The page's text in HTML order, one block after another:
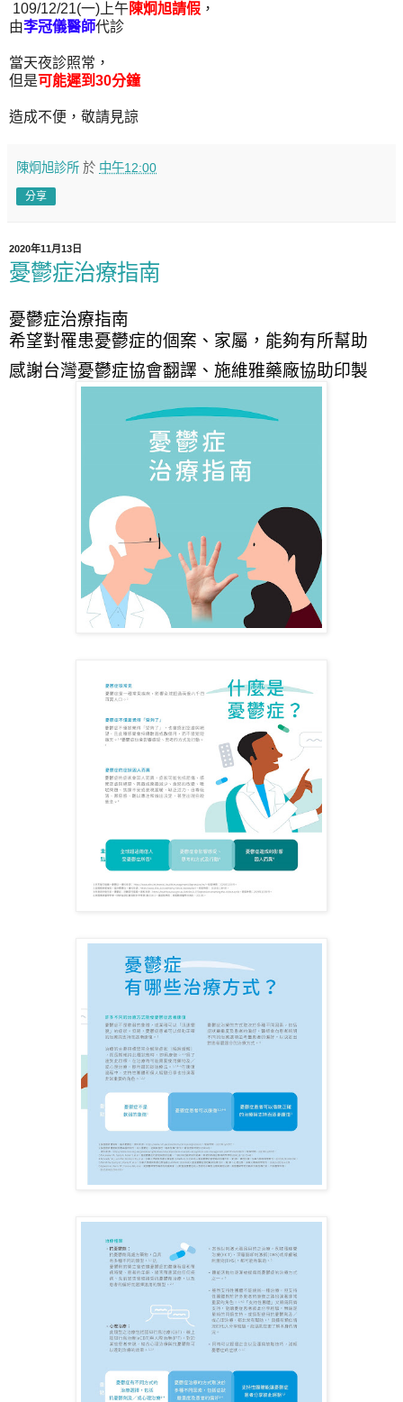
109/12/21(一)上午陳炯旭請假 ，
由李冠儀醫師代診
當天夜診照常，
但是可能遲到30分鐘
造成不便，敬請見諒
陳炯旭診所 於 中午12:00
分享
2020年11月13日
憂鬱症治療指南
憂鬱症治療指南
希望對罹患憂鬱症的個案、家屬，能夠有所幫助
感謝台灣憂鬱症協會翻譯、施維雅藥廠協助印製